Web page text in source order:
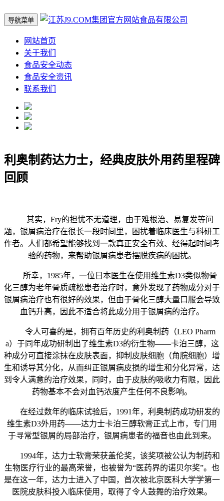
导航菜单
网站首页
关于我们
食品安全动态
食品安全资讯
联系我们
利奥制药达力士，经典皮肤外用药里程碑
回顾
其实，Fry的担忧不无道理，由于难根治、易复发等问
题，银屑病治疗在很长一段时间里，困扰着临床医生与科研工
作者。人们都希望能够找到一款真正安全有效、经得起时间考
验的药物，来帮助银屑病患者摆脱疾病的困扰。
所幸，1985年，一位日本医生在使用维生素D3类似物骨
化三醇为老年骨质疏松患者治疗时，意外发现了药物成分对于
银屑病治疗也有很好的效果，但由于骨化三醇大量口服会导致
血钙升高，因此不适合将此成分用于银屑病的治疗。
令人可喜的是，拥有百年历史的利奥制药（LEO Pharm
a）于同年成功研制出了维生素D3的衍生物——卡泊三醇，这
种成分可直接涂抹在皮肤表面，抑制皮肤细胞（角脘细胞）增
生和诱导其分化，从而纠正银屑病皮损的增生和分化异常，达
到令人满意的治疗效果，同时，由于皮肤的吸收力有限，因此
药物基本不会对血钙浓度产生任何不良影响。
在经过数年的临床试验后，1991年，利奥制药成功研发的
维生素D3外用药——达力士卡泊三醇软膏正式上市，专门用
于寻常型银屑的局部治疗，银屑病患者的福音也由此到来。
1994年，达力士软膏荣获盖伦奖，该奖项被公认为制药和
生物医疗行业的最高荣誉，也被誉为“医药界的诺贝尔奖”。也
是在这一年，达力士进入了中国，首次被北京医科大学学第一
医院皮肤科投入临床使用，取得了令人鼓舞的治疗效果。